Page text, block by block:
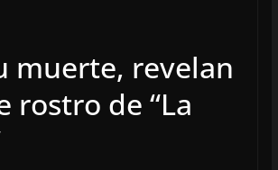
muerte, revelan
rostro de “La